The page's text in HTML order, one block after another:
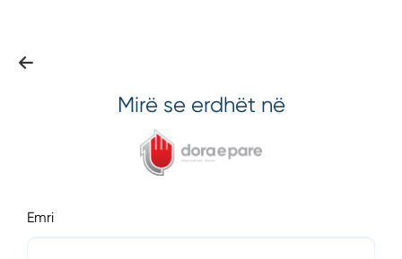
Mirë se erdhët në
Emri